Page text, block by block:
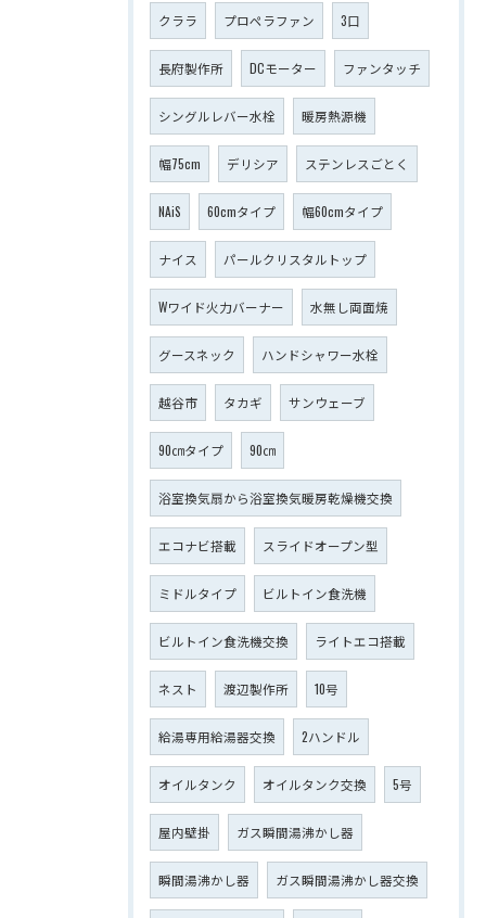
クララ プロペラファン 3口
長府製作所 DCモーター ファンタッチ
シングルレバー水栓 暖房熱源機
幅75cm デリシア ステンレスごとく
NAiS 60cmタイプ 幅60cmタイプ
ナイス パールクリスタルトップ
Wワイド火力バーナー 水無し両面焼
グースネック ハンドシャワー水栓
越谷市 タカギ サンウェーブ
90㎝タイプ 90㎝
浴室換気扇から浴室換気暖房乾燥機交換
エコナビ搭載 スライドオープン型
ミドルタイプ ビルトイン食洗機
ビルトイン食洗機交換 ライトエコ搭載
ネスト 渡辺製作所 10号
給湯専用給湯器交換 2ハンドル
オイルタンク オイルタンク交換 5号
屋内壁掛 ガス瞬間湯沸かし器
瞬間湯沸かし器 ガス瞬間湯沸かし器交換